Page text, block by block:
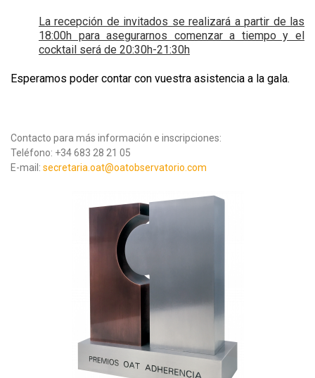
La recepción de invitados se realizará a partir de las
18:00h para asegurarnos comenzar a tiempo y el
cocktail será de 20:30h-21:30h
Esperamos poder contar con vuestra asistencia a la gala.
Contacto para más información e inscripciones:
Teléfono: +34 683 28 21 05
E-mail: secretaria.oat@oatobservatorio.com